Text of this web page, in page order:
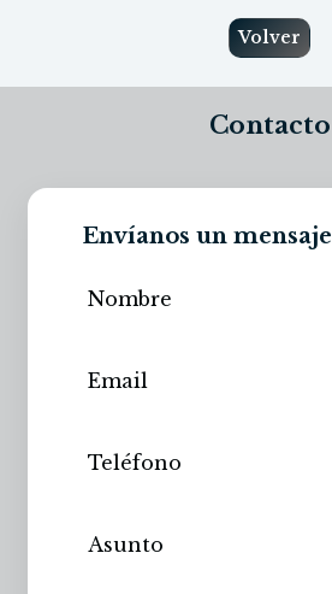
Volver
Contacto
Envíanos un mensaje